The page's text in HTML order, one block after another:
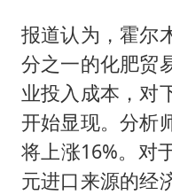
报道认为，霍尔
分之一的化肥贸
业投入成本，对
开始显现。分析
将上涨16%。对
元进口来源的经